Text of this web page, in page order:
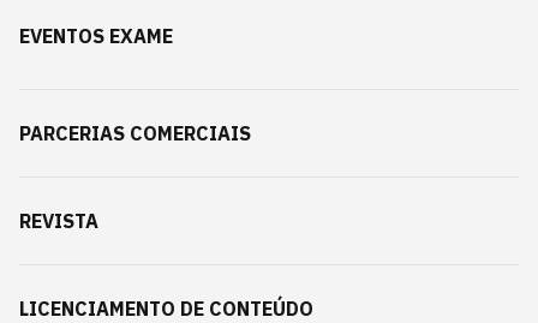
EVENTOS EXAME
PARCERIAS COMERCIAIS
REVISTA
LICENCIAMENTO DE CONTEÚDO